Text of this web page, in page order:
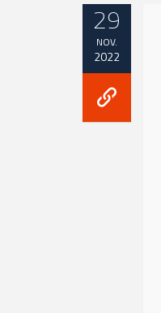
29
NOV.
2022